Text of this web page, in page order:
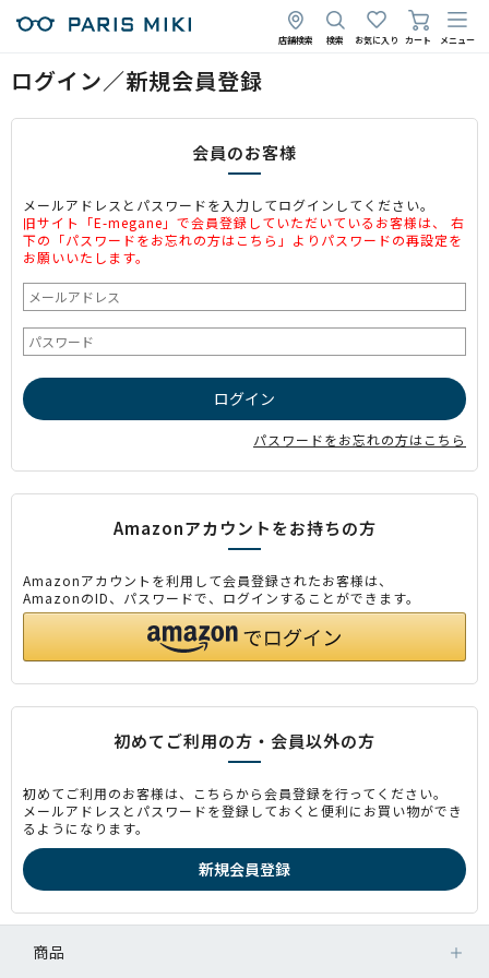
店舗検索 検索 お気に入り カート メニュー
ログイン／新規会員登録
会員のお客様
メールアドレスとパスワードを入力してログインしてください。
旧サイト「E-megane」で会員登録していただいているお客様は、 右
下の「パスワードをお忘れの方はこちら」よりパスワードの再設定を
お願いいたします。
パスワードをお忘れの方はこちら
Amazonアカウントをお持ちの方
Amazonアカウントを利用して会員登録されたお客様は、
AmazonのID、パスワードで、ログインすることができます。
初めてご利用の方・会員以外の方
初めてご利用のお客様は、こちらから会員登録を行ってください。
メールアドレスとパスワードを登録しておくと便利にお買い物ができ
るようになります。
商品